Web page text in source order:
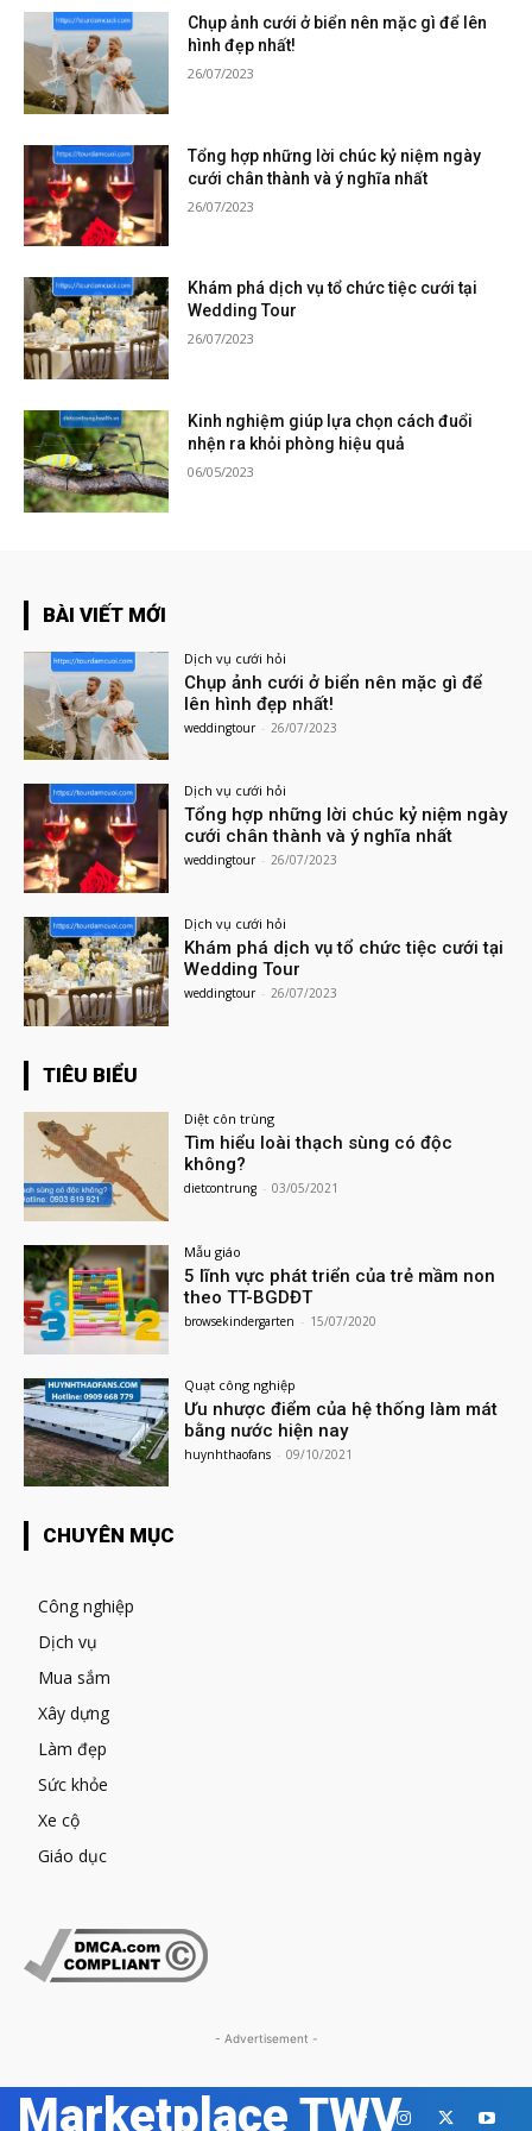
Chụp ảnh cưới ở biển nên mặc gì để lên
hình đẹp nhất!
26/07/2023
Tổng hợp những lời chúc kỷ niệm ngày
cưới chân thành và ý nghĩa nhất
26/07/2023
Khám phá dịch vụ tổ chức tiệc cưới tại
Wedding Tour
26/07/2023
Kinh nghiệm giúp lựa chọn cách đuổi
nhện ra khỏi phòng hiệu quả
06/05/2023
BÀI VIẾT MỚI
Dịch vụ cưới hỏi
Chụp ảnh cưới ở biển nên mặc gì để
lên hình đẹp nhất!
weddingtour - 26/07/2023
Dịch vụ cưới hỏi
Tổng hợp những lời chúc kỷ niệm ngày
cưới chân thành và ý nghĩa nhất
weddingtour - 26/07/2023
Dịch vụ cưới hỏi
Khám phá dịch vụ tổ chức tiệc cưới tại
Wedding Tour
weddingtour - 26/07/2023
TIÊU BIỂU
Diệt côn trùng
Tìm hiểu loài thạch sùng có độc
không?
dietcontrung - 03/05/2021
Mẫu giáo
5 lĩnh vực phát triển của trẻ mầm non
theo TT-BGDĐT
browsekindergarten - 15/07/2020
Quạt công nghiệp
Ưu nhược điểm của hệ thống làm mát
bằng nước hiện nay
huynhthaofans - 09/10/2021
CHUYÊN MỤC
Công nghiệp
Dịch vụ
Mua sắm
Xây dựng
Làm đẹp
Sức khỏe
Xe cộ
Giáo dục
- Advertisement -
Marketplace TWV